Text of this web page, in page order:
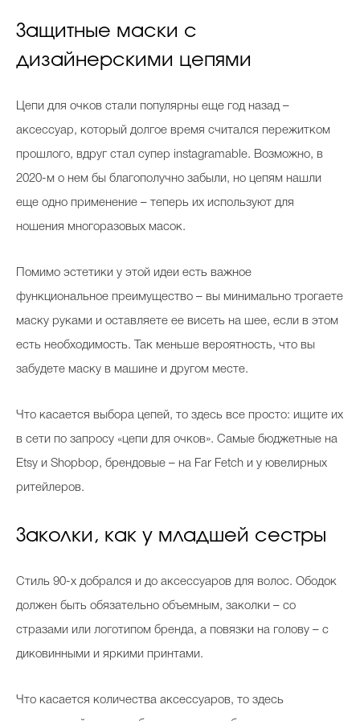
Защитные маски с
дизайнерскими цепями
Цепи для очков стали популярны еще год назад –
аксессуар, который долгое время считался пережитком
прошлого, вдруг стал супер instagramable. Возможно, в
2020-м о нем бы благополучно забыли, но цепям нашли
еще одно применение – теперь их используют для
ношения многоразовых масок.
Помимо эстетики у этой идеи есть важное
функциональное преимущество – вы минимально трогаете
маску руками и оставляете ее висеть на шее, если в этом
есть необходимость. Так меньше вероятность, что вы
забудете маску в машине и другом месте.
Что касается выбора цепей, то здесь все просто: ищите их
в сети по запросу «цепи для очков». Самые бюджетные на
Etsy и Shopbop, брендовые – на Far Fetch и у ювелирных
ритейлеров.
Заколки, как у младшей сестры
Стиль 90-х добрался и до аксессуаров для волос. Ободок
должен быть обязательно объемным, заколки – со
стразами или логотипом бренда, а повязки на голову – с
диковинными и яркими принтами.
Что касается количества аксессуаров, то здесь